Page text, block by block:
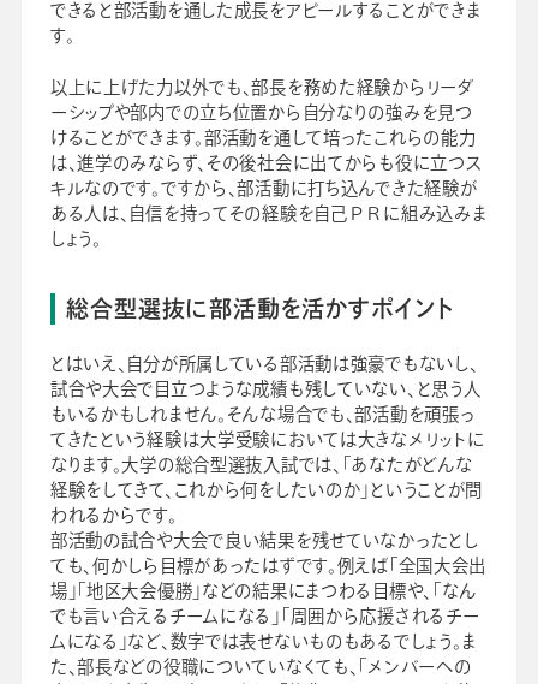
できると部活動を通した成長をアピールすることができま
す。
以上に上げた力以外でも、部長を務めた経験からリーダ
ーシップや部内での立ち位置から自分なりの強みを見つ
けることができます。部活動を通して培ったこれらの能力
は、進学のみならず、その後社会に出てからも役に立つス
キルなのです。ですから、部活動に打ち込んできた経験が
ある人は、自信を持ってその経験を自己ＰＲに組み込みま
しょう。
総合型選抜に部活動を活かすポイント
とはいえ、自分が所属している部活動は強豪でもないし、
試合や大会で目立つような成績も残していない、と思う人
もいるかもしれません。そんな場合でも、部活動を頑張っ
てきたという経験は大学受験においては大きなメリットに
なります。大学の総合型選抜入試では、「あなたがどんな
経験をしてきて、これから何をしたいのか」ということが問
われるからです。
部活動の試合や大会で良い結果を残せていなかったとし
ても、何かしら目標があったはずです。例えば「全国大会出
場」「地区大会優勝」などの結果にまつわる目標や、「なん
でも言い合えるチームになる」「周囲から応援されるチー
ムになる」など、数字では表せないものもあるでしょう。ま
た、部長などの役職についていなくても、「メンバーへの